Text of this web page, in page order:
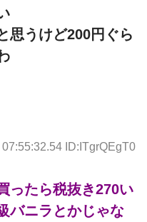
思うけど200円ぐら
ID:ITgrQEgT0
ったら税抜き270い
バニラとかじゃな